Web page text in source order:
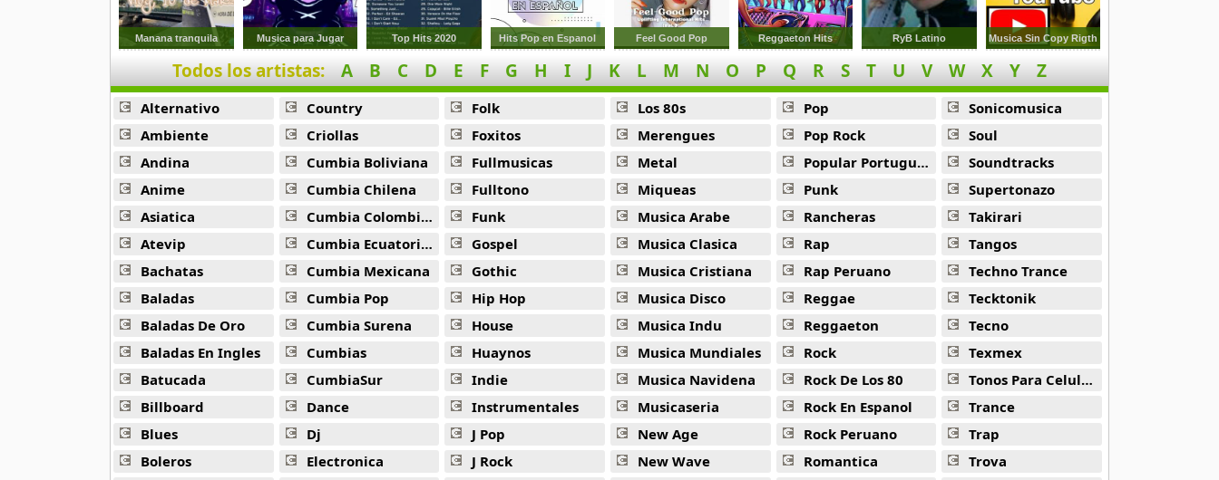
Elias Ayaviri
18 músicas online
Flor Rida
33 músicas online
Ghostface Killah
20 músicas online
Guariboa
3 músicas online
Gucci Mane
33 músicas online
Jaden Smith
8 músicas online
Jaze
29 músicas online
Jeezy
15 músicas online
Young Nigga -Gucci Mane
Guilty -Gucci Mane
I Dont Love Her -
Gucci Mane
Lambo -
Pacman -
Two Dope Boys -
Gucci Mane
Hard On A Bitch -
Gucci Mane
Scotty -Gucci Mane
Yesterday -Gucci Mane
Tragedy -
Manana tranquila Musica para Jugar Top Hits 2020 Hits Pop en Espanol Feel Good Pop Reggaeton Hits RyB Latino Musica Sin Copy Rigth
Todos los artistas: A B C D E F G H I J K L M N O P Q R S T U V W X Y Z
Alternativo
Ambiente
Andina
Anime
Asiatica
Atevip
Bachatas
Baladas
Baladas De Oro
Baladas En Ingles
Batucada
Billboard
Blues
Boleros
Country
Criollas
Cumbia Boliviana
Cumbia Chilena
Cumbia Colombiana
Cumbia Ecuatoriana
Cumbia Mexicana
Cumbia Pop
Cumbia Surena
Cumbias
CumbiaSur
Dance
Dj
Electronica
Folk
Foxitos
Fullmusicas
Fulltono
Funk
Gospel
Gothic
Hip Hop
House
Huaynos
Indie
Instrumentales
J Pop
J Rock
Los 80s
Merengues
Metal
Miqueas
Musica Arabe
Musica Clasica
Musica Cristiana
Musica Disco
Musica Indu
Musica Mundiales
Musica Navidena
Musicaseria
New Age
New Wave
Pop
Pop Rock
Popular Portuguesa
Punk
Rancheras
Rap
Rap Peruano
Reggae
Reggaeton
Rock
Rock De Los 80
Rock En Espanol
Rock Peruano
Romantica
Sonicomusica
Soul
Soundtracks
Supertonazo
Takirari
Tangos
Techno Trance
Tecktonik
Tecno
Texmex
Tonos Para Celulares
Trance
Trap
Trova